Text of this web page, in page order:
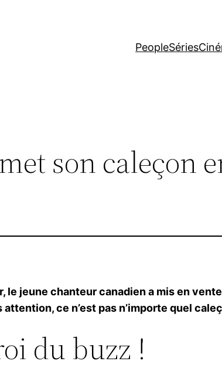
PeopleSéries
son caleçon
le jeune chanteur canadien a mis en
attention, ce n’est pas n’importe quel
du buzz !